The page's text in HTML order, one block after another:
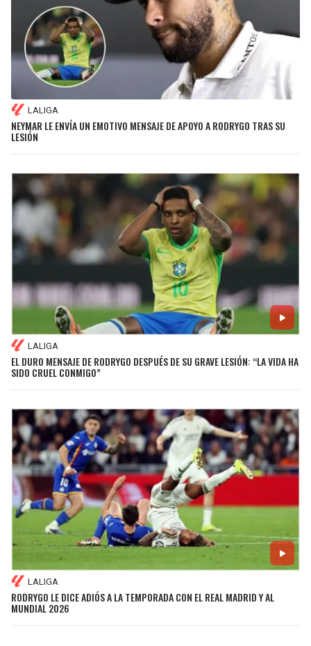
LALIGA
NEYMAR LE ENVÍA UN EMOTIVO MENSAJE DE APOYO A RODRYGO TRAS SU
LESIÓN
LALIGA
EL DURO MENSAJE DE RODRYGO DESPUÉS DE SU GRAVE LESIÓN: “LA VIDA HA
SIDO CRUEL CONMIGO”
LALIGA
RODRYGO LE DICE ADIÓS A LA TEMPORADA CON EL REAL MADRID Y AL
MUNDIAL 2026